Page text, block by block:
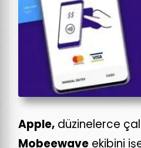
Apple, düzinelerce
Mobeewave ekibini